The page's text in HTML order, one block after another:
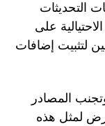
التحديثات
على
لتثبيت إضافات
المصادر
لمثل هذه